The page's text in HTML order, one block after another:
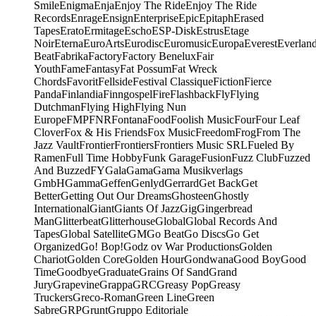
SmileEnigmaEnjaEnjoy The RideEnjoy The Ride
RecordsEnrageEnsignEnterpriseEpicEpitaphErased
TapesEratoErmitageEschoESP-DiskEstrusEtage
NoirEternaEuroArtsEurodiscEuromusicEuropaEverest
BeatFabrikaFactoryFactory BeneluxFair
YouthFameFantasyFat PossumFat Wreck
ChordsFavoritFellsideFestival ClassiqueFictionFierce
PandaFinlandiaFinngospelFireFlashbackFlyFlying
DutchmanFlying HighFlying Nun
EuropeFMPFNRFontanaFoodFoolish MusicFourFour Leaf
CloverFox & His FriendsFox MusicFreedomFrogFrom The
Jazz VaultFrontierFrontiersFrontiers Music SRLFueled By
RamenFull Time HobbyFunk GarageFusionFuzz ClubFuzzed
And BuzzedFYGalaGamaGama Musikverlags
GmbHGammaGeffenGenlydGerrardGet BackGet
BetterGetting Out Our DreamsGhosteenGhostly
InternationalGiantGiants Of JazzGigGingerbread
ManGlitterbeatGlitterhouseGlobalGlobal Records And
TapesGlobal SatelliteGMGo BeatGo DiscsGo Get
OrganizedGo! Bop!Godz ov War ProductionsGolden
ChariotGolden CoreGolden HourGondwanaGood BoyGood
TimeGoodbyeGraduateGrains Of SandGrand
JuryGrapevineGrappaGRCGreasy PopGreasy
TruckersGreco-RomanGreen LineGreen
SabreGRPGruntGruppo Editoriale